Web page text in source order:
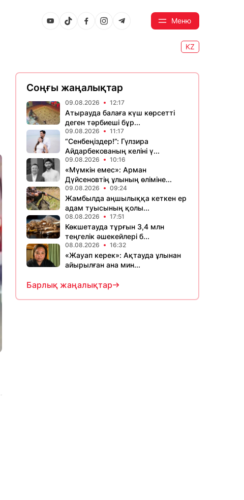
Меню
KZ
Соңғы жаңалықтар
09.08.2026 12:17
Атырауда балаға күш көрсетті
деген тәрбиеші бұр...
09.08.2026 11:17
“Сенбеңіздер!”: Гүлзира
Айдарбекованың келіні ү...
09.08.2026 10:16
«Мүмкін емес»: Арман
Дүйсеновтің ұлының өліміне...
09.08.2026 09:24
Жамбылда аңшылыққа кеткен ер
адам туысының қолы...
08.08.2026 17:51
Көкшетауда тұрғын 3,4 млн
теңгелік әшекейлері б...
08.08.2026 16:32
«Жауап керек»: Ақтауда ұлынан
айырылған ана мин...
Барлық жаңалықтар